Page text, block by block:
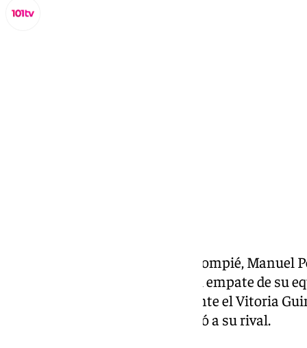
El entrenador del Real Betis Balompié, Manuel
medios de comunicación tras el empate de su
final de la Conference League ante el Vitoria
positivamente el partido y elogió a su rival.